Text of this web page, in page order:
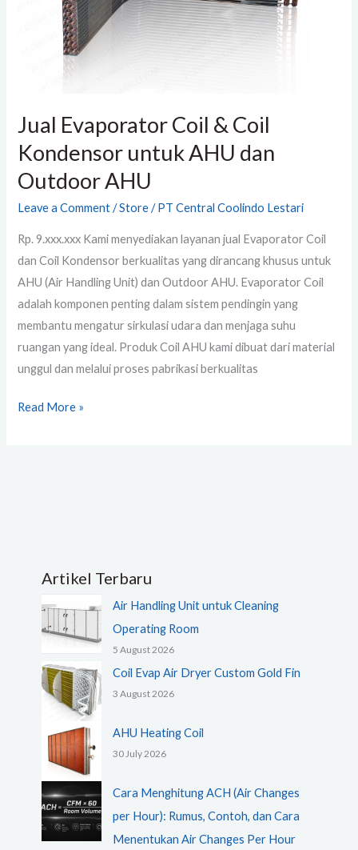
Jual Evaporator Coil & Coil
Kondensor untuk AHU dan
Outdoor AHU
Leave a Comment /Store/PT Central Coolindo Lestari
Rp. 9.xxx.xxx Kami menyediakan layanan jual Evaporator Coil
dan Coil Kondensor berkualitas yang dirancang khusus untuk
AHU (Air Handling Unit) dan Outdoor AHU. Evaporator Coil
adalah komponen penting dalam sistem pendingin yang
membantu mengatur sirkulasi udara dan menjaga suhu
ruangan yang ideal. Produk Coil AHU kami dibuat dari material
unggul dan melalui proses pabrikasi berkualitas
Outdoor
Read More »
Artikel Terbaru
Air Handling Unit untuk Cleaning
Operating Room
5 August 2026
Coil Evap Air Dryer Custom Gold Fin
3 August 2026
AHU Heating Coil
30 July 2026
Cara Menghitung ACH (Air Changes
per Hour): Rumus, Contoh, dan Cara
Menentukan Air Changes Per Hour